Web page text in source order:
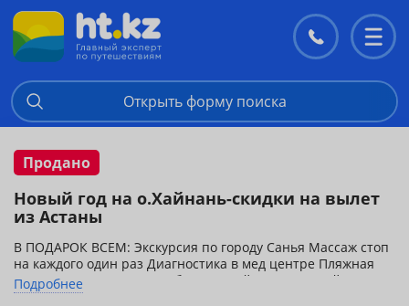
Контакты
меню
Открыть форму поиска
Продано
Новый год на о.Хайнань-скидки на вылет
из Астаны
В ПОДАРОК ВСЕМ: Экскурсия по городу Санья Массаж стоп
на каждого один раз Диагностика в мед центре Пляжная
сумка от компании Один бесплатный звонок домой
Новогодние ужины в отелях оплачиваются дополнительно, уточняйте у
Подробнее